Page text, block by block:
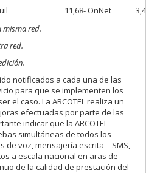
11,68- OnNet
misma red.
red.
notificados a cada una de las
para que se implementen los
el caso. La ARCOTEL realiza un
efectuadas por parte de las
indicar que la ARCOTEL
simultáneas de todos los
de voz, mensajería escrita – SMS,
a escala nacional en aras de
de la calidad de prestación del